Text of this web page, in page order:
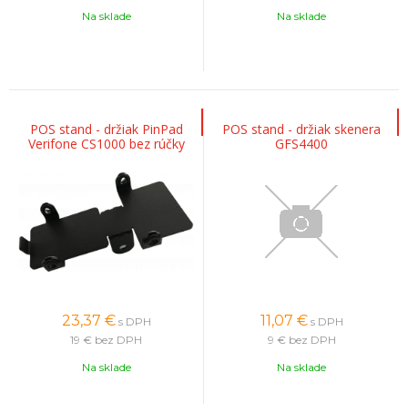
Na sklade
Na sklade
POS stand - držiak PinPad
Verifone CS1000 bez rúčky
23,37 € s DPH
19 € bez DPH
Na sklade
POS stand - držiak skenera
GFS4400
11,07 € s DPH
9 € bez DPH
Na sklade